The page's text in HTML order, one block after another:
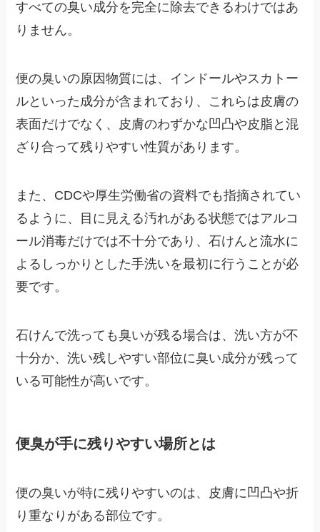
すべての臭い成分を完全に除去できるわけではあ
りません。
便の臭いの原因物質には、インドールやスカトー
ルといった成分が含まれており、これらは皮膚の
表面だけでなく、皮膚のわずかな凹凸や皮脂と混
ざり合って残りやすい性質があります。
また、CDCや厚生労働省の資料でも指摘されてい
るように、目に見える汚れがある状態ではアルコ
ール消毒だけでは不十分であり、石けんと流水に
よるしっかりとした手洗いを最初に行うことが必
要です。
石けんで洗っても臭いが残る場合は、洗い方が不
十分か、洗い残しやすい部位に臭い成分が残って
いる可能性が高いです。
便臭が手に残りやすい場所とは
便の臭いが特に残りやすいのは、皮膚に凹凸や折
り重なりがある部位です。